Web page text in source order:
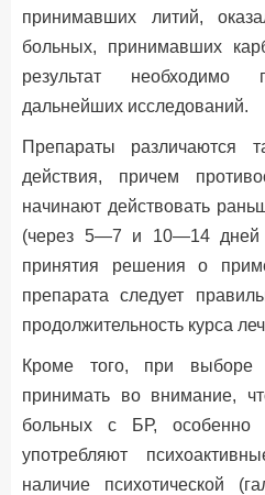
принимавших литий,
больных, принимавших
результат
дальнейших исследований.
Препараты различаются
действия, причем
начинают действовать
(через 5—7 и 10—14 дней
принятия решения о
препарата следует
продолжительность курса
Кроме того, при выборе
принимать во внимание,
больных с БР, особенно
употребляют
наличие психотической